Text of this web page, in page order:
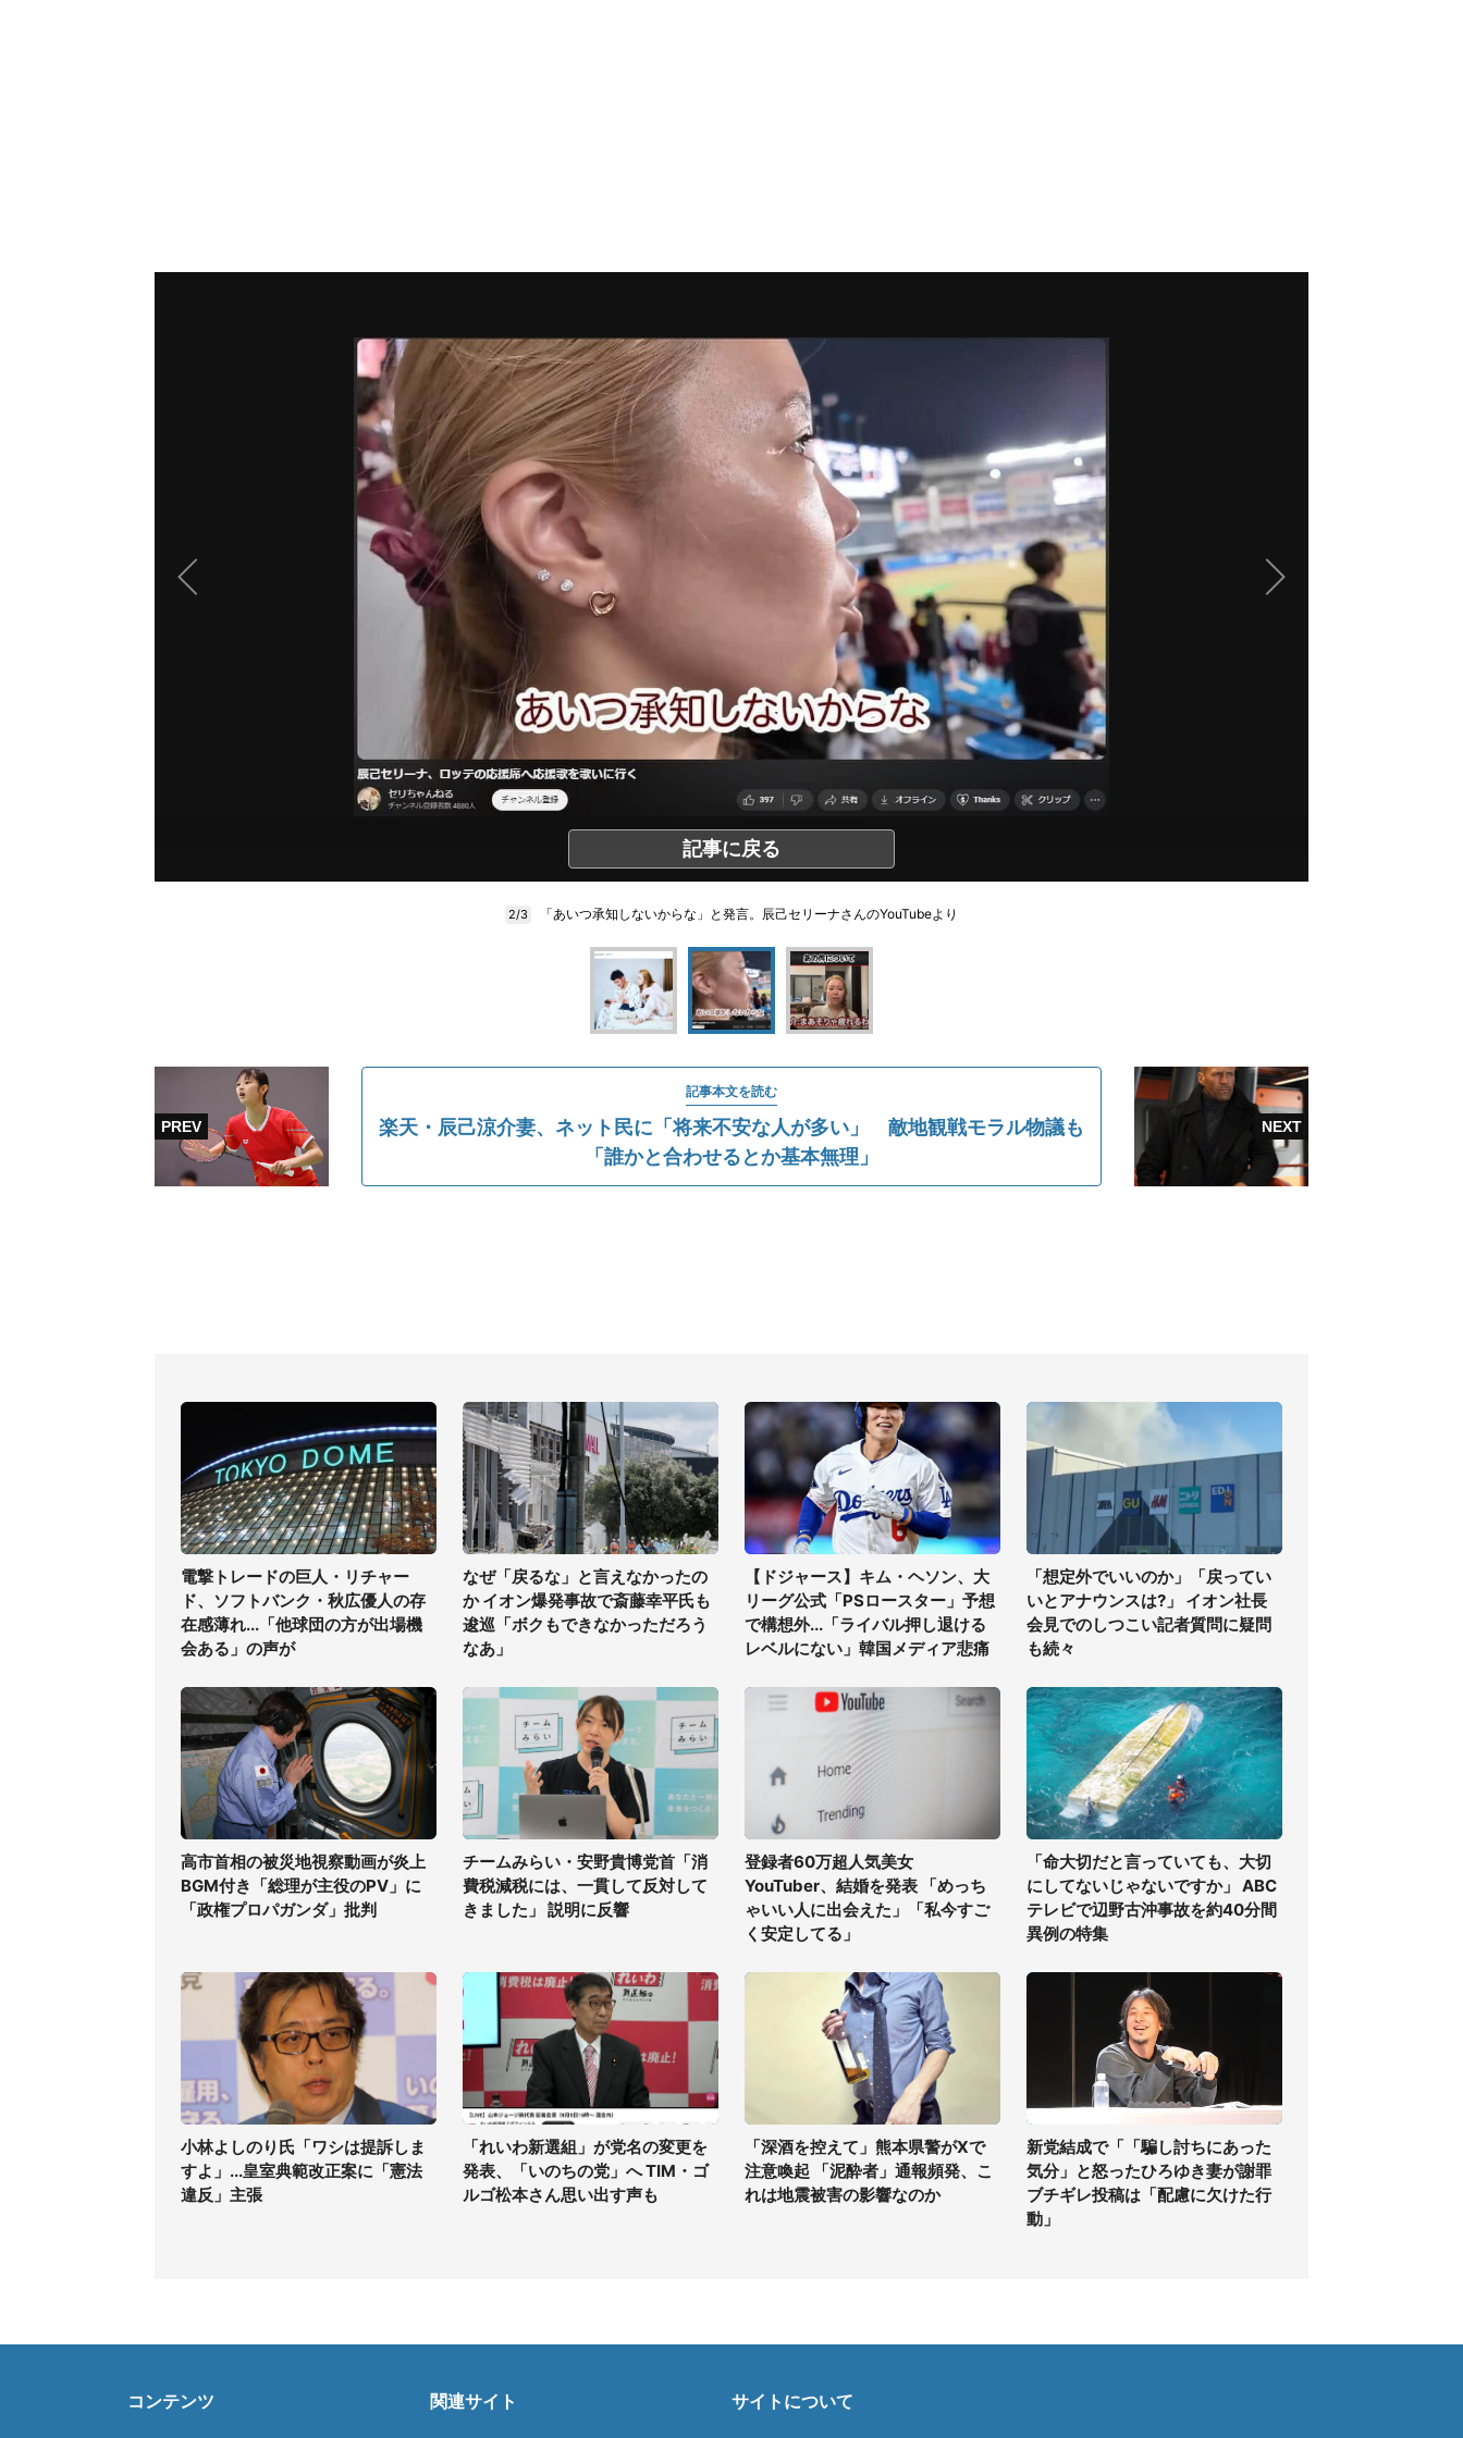
記事に戻る
2/3 「あいつ承知しないからな」と発言。辰己セリーナさんのYouTubeより
記事本文を読む
楽天・辰己涼介妻、ネット民に「将来不安な人が多い」 敵地観戦モラル物議も
「誰かと合わせるとか基本無理」
電撃トレードの巨人・リチャー
ド、ソフトバンク・秋広優人の存
在感薄れ...「他球団の方が出場機
会ある」の声が
なぜ「戻るな」と言えなかったの
か イオン爆発事故で斎藤幸平氏も
逡巡「ボクもできなかっただろう
なあ」
【ドジャース】キム・ヘソン、大
リーグ公式「PSロースター」予想
で構想外...「ライバル押し退ける
レベルにない」韓国メディア悲痛
「想定外でいいのか」「戻ってい
いとアナウンスは?」 イオン社長
会見でのしつこい記者質問に疑問
も続々
高市首相の被災地視察動画が炎上
BGM付き「総理が主役のPV」に
「政権プロパガンダ」批判
チームみらい・安野貴博党首「消
費税減税には、一貫して反対して
きました」 説明に反響
登録者60万超人気美女
YouTuber、結婚を発表 「めっち
ゃいい人に出会えた」「私今すご
く安定してる」
「命大切だと言っていても、大切
にしてないじゃないですか」 ABC
テレビで辺野古沖事故を約40分間
異例の特集
小林よしのり氏「ワシは提訴しま
すよ」...皇室典範改正案に「憲法
違反」主張
「れいわ新選組」が党名の変更を
発表、「いのちの党」へ TIM・ゴ
ルゴ松本さん思い出す声も
「深酒を控えて」熊本県警がXで
注意喚起 「泥酔者」通報頻発、こ
れは地震被害の影響なのか
新党結成で「「騙し討ちにあった
気分」と怒ったひろゆき妻が謝罪
ブチギレ投稿は「配慮に欠けた行
動」
コンテンツ 関連サイト サイトについて